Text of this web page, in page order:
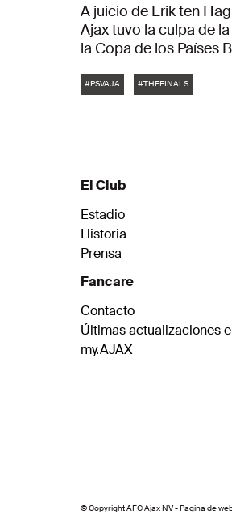
A juicio de Erik ten
Ajax tuvo la culpa de
la Copa de los Países
marcador hasta llegar
pero dejaron que el
Etiquetas
#PSVAJA #THEFINALS
El Club
Estadio
Historia
Prensa
Fancare
Contacto
Últimas actualizaciones
my.AJAX
© Copyright AFC Ajax NV - Pagina de